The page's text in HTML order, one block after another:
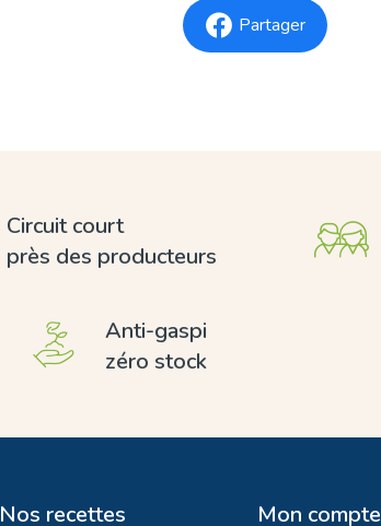
Partager
Circuit court
près des producteurs
Anti-gaspi
zéro stock
Nos recettes Mon compte